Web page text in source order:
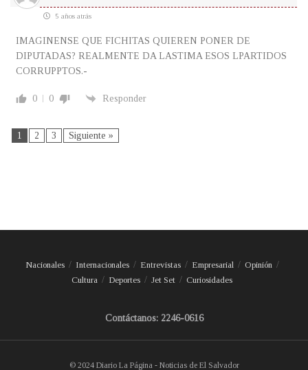
5 años atrás
IMAGINENSE QUE FICHITAS QUIEREN PONER DE
DIPUTADAS? REALMENTE DA LASTIMA ESOS LPARTIDOS
CORRUPPTOS.-
0 0 Responder
1 2 3 Siguiente »
Nacionales Internacionales Entrevistas Empresarial
Opinión
Cultura
Deportes Jet Set Curiosidades
Contáctanos: 2246-0616
© 2024 Diario La Página - Noticias de El Salvador